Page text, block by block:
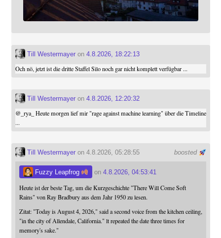
Till Westermayeron 4.8.2026, 18:22:13
Och nö, jetzt ist die dritte Staffel Silo noch gar nicht komplett verfügbar ...
Till Westermayeron 4.8.2026, 12:20:32
@ _rya_ Heute morgen lief mir "rage against machine learning" über die Timeline
...
boosted
Till Westermayeron 4.8.2026, 05:28:55
Fuzzy Leapfrog on4.8.2026, 04:53:41
Heute ist der beste Tag, um die Kurzgeschichte "There Will Come Soft
Rains" von Ray Bradbury aus dem Jahr 1950 zu lesen.
Zitat: "Today is August 4, 2026," said a second voice from the kitchen ceiling,
"in the city of Allendale, California." lt repeated the date three times for
memory's sake."